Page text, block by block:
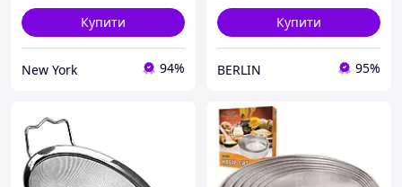
Купити
New York 94%
Купити
BERLIN 95%